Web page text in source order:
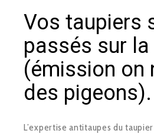
Vos taupiers
passés sur la
(émission on
des pigeons).
L’expertise anti­taupes du